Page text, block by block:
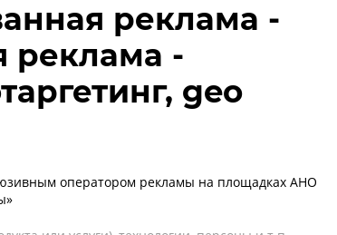
реклама -
реклама -
geo
оператором рекламы на площадках АНО